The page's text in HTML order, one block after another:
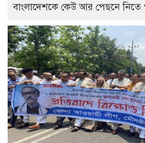
বাংলাদেশকে কেউ আর পেছনে নিতে